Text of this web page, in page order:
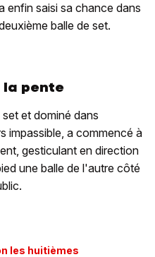
enfin saisi sa chance dans
balle de set.
la pente
et dominé dans
impassible, a commencé à
gesticulant en direction
une balle de l'autre côté
les huitièmes